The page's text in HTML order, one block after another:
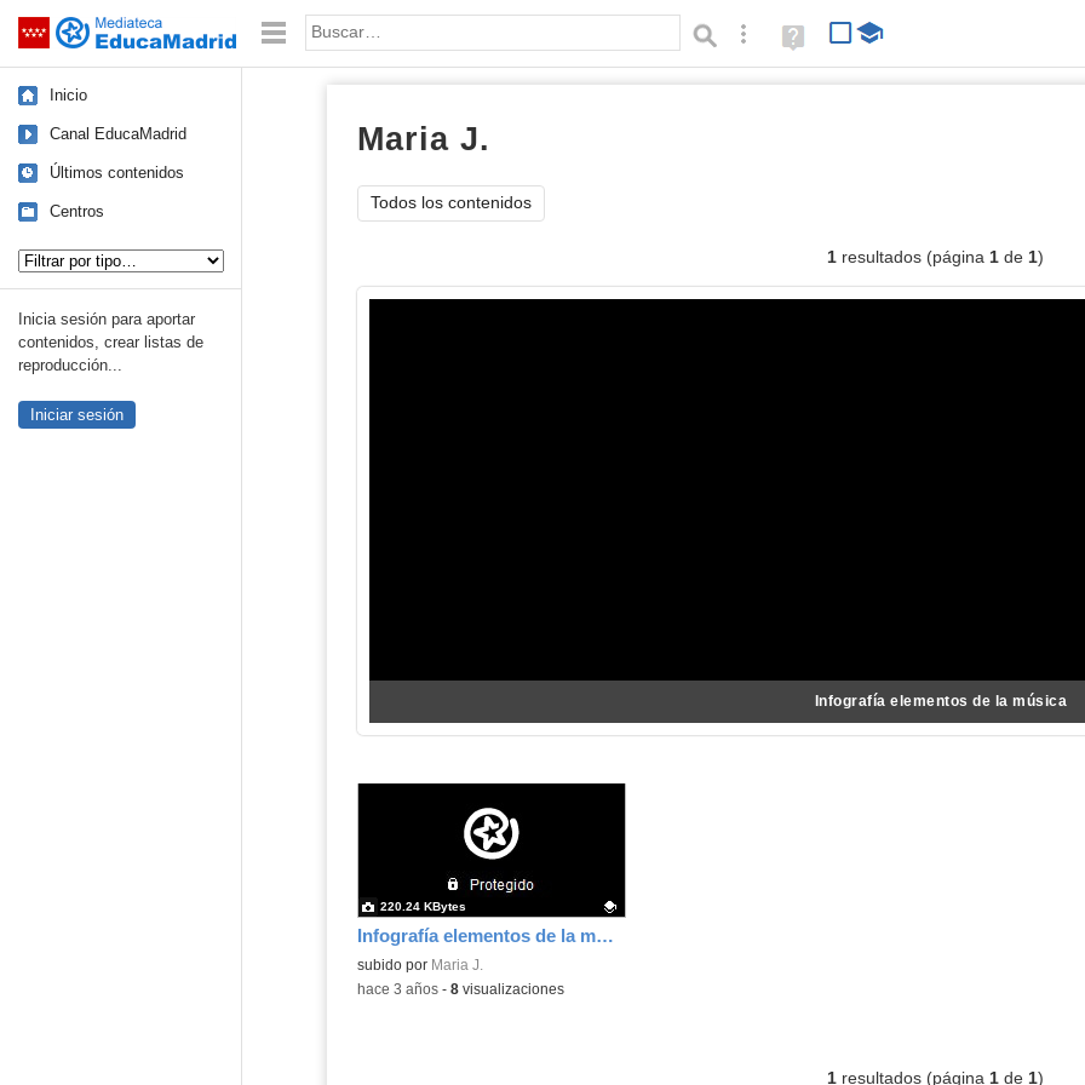
Saltar navegación Palabra o frase: Búsqueda avanzada
Ayuda
(en
Inicio
Canal EducaMadrid
Últimos contenidos
Centros
Inicia sesión para aportar
contenidos, crear listas de
reproducción...
Iniciar sesión
Maria J.
Todos los contenidos
1resultados (página 1de 1)
Infografía elementos de la música
Infografía elementos de la música
Contenido educativo.
subido por Maria J.
220.24 KBytes
-hace 3 años- 8visualizaciones
1resultados (página 1de 1)